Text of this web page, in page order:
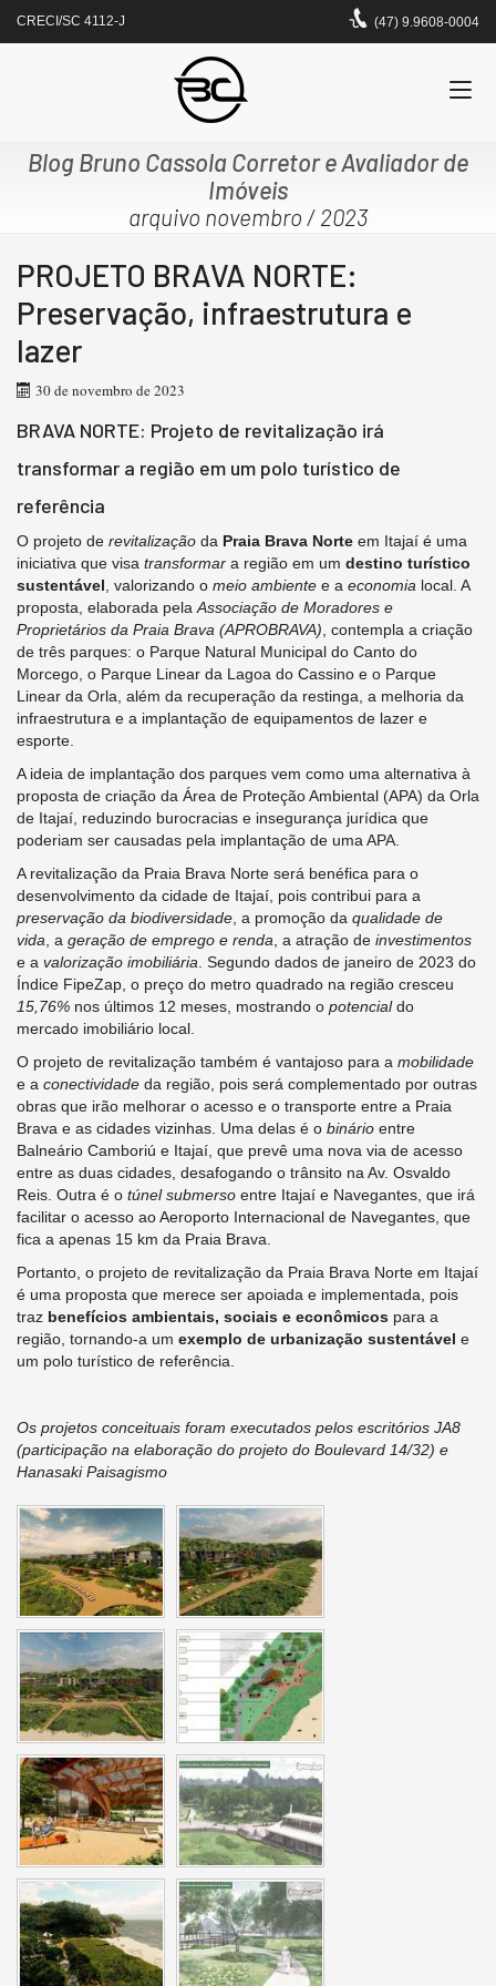
CRECI/SC 4112-J (47) 9.9608-0004
Blog Bruno Cassola Corretor e Avaliador de
Imóveis
arquivo novembro / 2023
PROJETO BRAVA NORTE:
Preservação, infraestrutura e
lazer
30 de novembro de 2023
BRAVA NORTE: Projeto de revitalização irá
transformar a região em um polo turístico de
referência
O projeto de revitalização da Praia Brava Norte em Itajaí é uma
iniciativa que visa transformar a região em um destino turístico
sustentável , valorizando o meio ambiente e a economia local. A
proposta, elaborada pela Associação de Moradores e
Proprietários da Praia Brava (APROBRAVA) , contempla a criação
de três parques: o Parque Natural Municipal do Canto do
Morcego, o Parque Linear da Lagoa do Cassino e o Parque
Linear da Orla, além da recuperação da restinga, a melhoria da
infraestrutura e a implantação de equipamentos de lazer e
esporte.
A ideia de implantação dos parques vem como uma alternativa à
proposta de criação da Área de Proteção Ambiental (APA) da Orla
de Itajaí, reduzindo burocracias e insegurança jurídica que
poderiam ser causadas pela implantação de uma APA.
A revitalização da Praia Brava Norte será benéfica para o
desenvolvimento da cidade de Itajaí, pois contribui para a
preservação da biodiversidade , a promoção da qualidade de
vida , a geração de emprego e renda , a atração de investimentos
e a valorização imobiliária . Segundo dados de janeiro de 2023 do
Índice FipeZap, o preço do metro quadrado na região cresceu
15,76% nos últimos 12 meses, mostrando o potencialdo
mercado imobiliário local.
O projeto de revitalização também é vantajoso para a mobilidade
e a conectividade da região, pois será complementado por outras
obras que irão melhorar o acesso e o transporte entre a Praia
Brava e as cidades vizinhas. Uma delas é o binário entre
Balneário Camboriú e Itajaí, que prevê uma nova via de acesso
entre as duas cidades, desafogando o trânsito na Av. Osvaldo
Reis. Outra é o túnel submerso entre Itajaí e Navegantes, que irá
facilitar o acesso ao Aeroporto Internacional de Navegantes, que
fica a apenas 15 km da Praia Brava.
Portanto, o projeto de revitalização da Praia Brava Norte em Itajaí
é uma proposta que merece ser apoiada e implementada, pois
traz benefícios ambientais, sociais e econômicos para a
região, tornando-a um exemplo de urbanização sustentável e
um polo turístico de referência.
Os projetos conceituais foram executados pelos escritórios JA8
(participação na elaboração do projeto do Boulevard 14/32) e
Hanasaki Paisagismo